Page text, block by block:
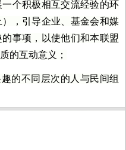
个积极相互交流经验的环
，引导企业、基金会和媒
事项，以使他们和本联盟
的互动意义；
的不同层次的人与民间组